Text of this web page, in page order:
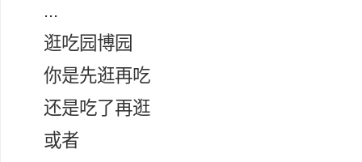
...
逛吃园博园
你是先逛再吃
还是吃了再逛
或者